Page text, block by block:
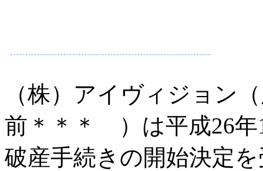
（株）アイヴィジョン
前＊＊＊ ）は平成26年
破産手続きの開始決定